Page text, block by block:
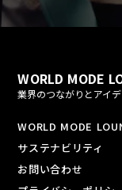
WORLD MODE
業界のつながりとアイ
WORLD MODE
サステナビリティ
お問い合わせ